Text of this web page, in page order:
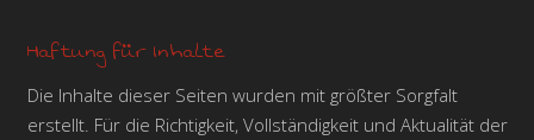
Haftung für Inhalte
Die Inhalte dieser Seiten wurden mit größter Sorgfalt
erstellt. Für die Richtigkeit, Vollständigkeit und Aktualität der